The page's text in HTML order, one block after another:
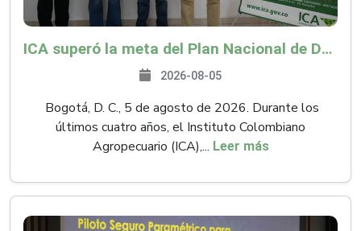
ICA superó la meta del Plan Nacional de Desarrollo y abrió 61 mercados internacionales
2026-08-05
Bogotá, D. C., 5 de agosto de 2026. Durante los
últimos cuatro años, el Instituto Colombiano
Agropecuario (ICA),... Leer más